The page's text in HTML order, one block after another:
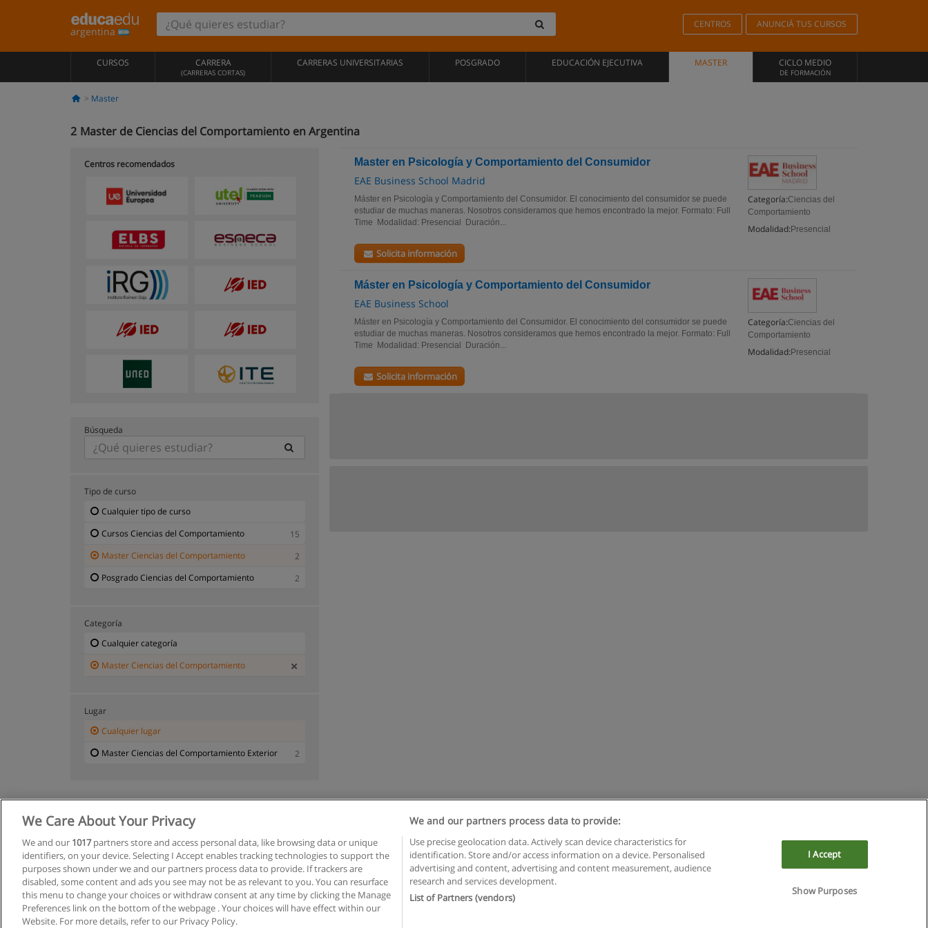
argentina
CENTROS ANUNCIÁ TUS CURSOS
CURSOS CARRERA
(CARRERAS CORTAS)
CARRERAS UNIVERSITARIAS POSGRADO EDUCACIÓN EJECUTIVA MASTER CICLO MEDIO
DE FORMACIÓN
Master
2 Master de Ciencias del Comportamiento en Argentina
Master en Psicología y Comportamiento del Consumidor
EAE Business School Madrid
Categoría:Ciencias del
Comportamiento
Modalidad: Presencial
Máster en Psicología y Comportamiento del Consumidor. El conocimiento del consumidor se puede
estudiar de muchas maneras. Nosotros consideramos que hemos encontrado la mejor. Formato: Full
Time Modalidad: Presencial Duración...
Solicita información
Máster en Psicología y Comportamiento del Consumidor
EAE Business School
Categoría:Ciencias del
Comportamiento
Modalidad: Presencial
Máster en Psicología y Comportamiento del Consumidor. El conocimiento del consumidor se puede
estudiar de muchas maneras. Nosotros consideramos que hemos encontrado la mejor. Formato: Full
Time Modalidad: Presencial Duración...
Solicita información
Centros recomendados
Búsqueda
Tipo de curso
Cualquier tipo de curso
Cursos Ciencias del Comportamiento
15
Master Ciencias del Comportamiento
2
Posgrado Ciencias del Comportamiento
2
Categoría
Cualquier categoría
Master Ciencias del Comportamiento
Lugar
Cualquier lugar
Master Ciencias del Comportamiento Exterior
2
Copyright © Educaedu Business S.L. - CIF : B-95610580: - www.educaedu.com.ar
We Care About Your Privacy
We and our 1017partners store and access personal data, like browsing data or unique
identifiers, on your device. Selecting I Accept enables tracking technologies to support the
purposes shown under we and our partners process data to provide. If trackers are
disabled, some content and ads you see may not be as relevant to you. You can resurface
this menu to change your choices or withdraw consent at any time by clicking the Manage
Preferences link on the bottom of the webpage . Your choices will have effect within our
Website. For more details, refer to our Privacy Policy.
We and our partners process data to provide:
Use precise geolocation data. Actively scan device characteristics for
identification. Store and/or access information on a device. Personalised
advertising and content, advertising and content measurement, audience
research and services development.
List of Partners (vendors)
I Accept
Show Purposes